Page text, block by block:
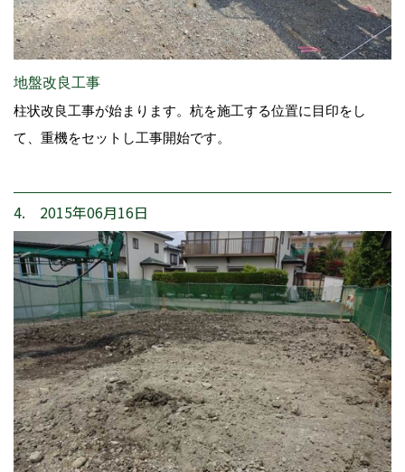
地盤改良工事
柱状改良工事が始まります。杭を施工する位置に目印をし
て、重機をセットし工事開始です。
4. 2015年06月16日